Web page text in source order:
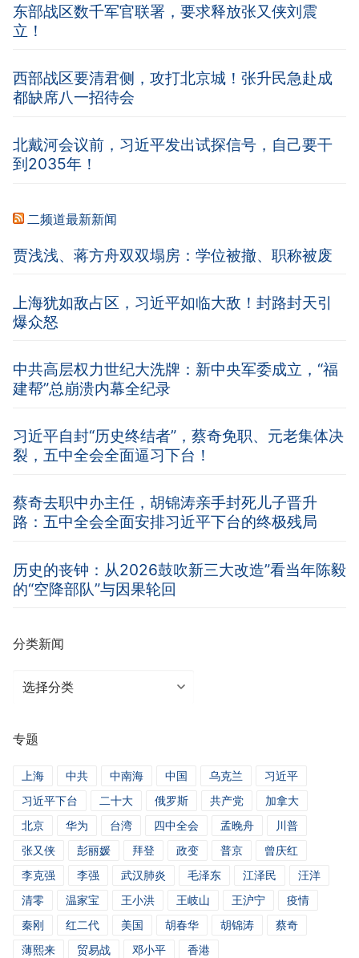
东部战区数千军官联署，要求释放张又侠刘震
立！
西部战区要清君侧，攻打北京城！张升民急赴成
都缺席八一招待会
北戴河会议前，习近平发出试探信号，自己要干
到2035年！
二频道最新新闻
贾浅浅、蒋方舟双双塌房：学位被撤、职称被废
上海犹如敌占区，习近平如临大敌！封路封天引
爆众怒
中共高层权力世纪大洗牌：新中央军委成立，“福
建帮”总崩溃内幕全纪录
习近平自封“历史终结者”，蔡奇免职、元老集体决
裂，五中全会全面逼习下台！
蔡奇去职中办主任，胡锦涛亲手封死儿子晋升
路：五中全会全面安排习近平下台的终极残局
历史的丧钟：从2026鼓吹新三大改造”看当年陈毅
的“空降部队”与因果轮回
分类新闻
分
闻
专题
上海 中共 中南海 中国 乌克兰
习近平
习近平下台
二十大 俄罗斯 共产党
加拿大
北京
华为 台湾 四中全会 孟晚舟
川普
张又侠
彭丽媛 拜登 政变 普京
曾庆红
李克强
李强 武汉肺炎 毛泽东 江泽民
汪洋
清零
温家宝 王小洪 王岐山 王沪宁
疫情
秦刚
红二代 美国 胡春华 胡锦涛
蔡奇
薄熙来
贸易战 邓小平 香港